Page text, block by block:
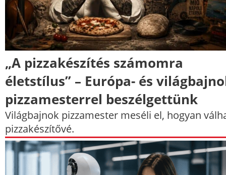
„A pizzakészítés számomra
életstílus” – Európa- és
pizzamesterrel beszélgettünk
Világbajnok pizzamester meséli el, hogyan
pizzakészítővé.